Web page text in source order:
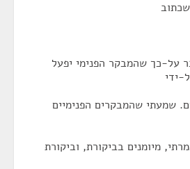
מדובר על-כך שהמבקר הפנימי יפעל
ידי
שמעתי שהמבקרים הפנימיים
מיומנים בביקורת, וביקורת